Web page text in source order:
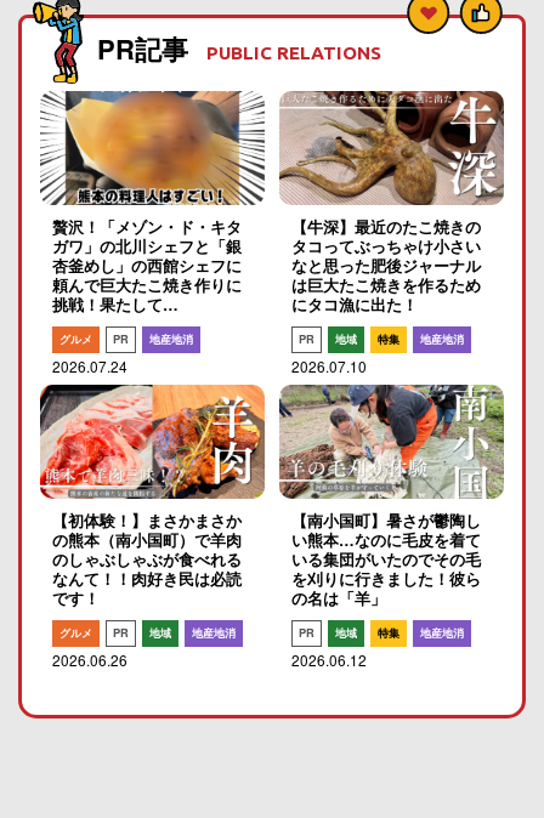
PR記事 PUBLIC RELATIONS
贅沢！「メゾン・ド・キタ
ガワ」の北川シェフと「銀
杏釜めし」の西館シェフに
頼んで巨大たこ焼き作りに
挑戦！果たして…
グルメ PR 地産地消
2026.07.24
【牛深】最近のたこ焼きの
タコってぶっちゃけ小さい
なと思った肥後ジャーナル
は巨大たこ焼きを作るため
にタコ漁に出た！
PR 地域 特集 地産地消
2026.07.10
【初体験！】まさかまさか
の熊本（南小国町）で羊肉
のしゃぶしゃぶが食べれる
なんて！！肉好き民は必読
です！
グルメ PR 地域 地産地消
2026.06.26
【南小国町】暑さが鬱陶し
い熊本…なのに毛皮を着て
いる集団がいたのでその毛
を刈りに行きました！彼ら
の名は「羊」
PR 地域 特集 地産地消
2026.06.12